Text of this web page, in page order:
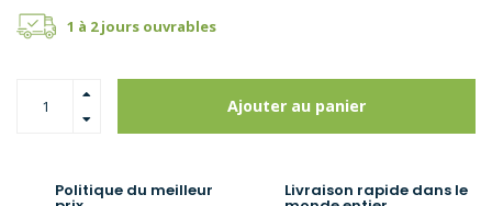
1 à 2 jours ouvrables
Ajouter au panier
Politique du meilleur Livraison rapide dans le